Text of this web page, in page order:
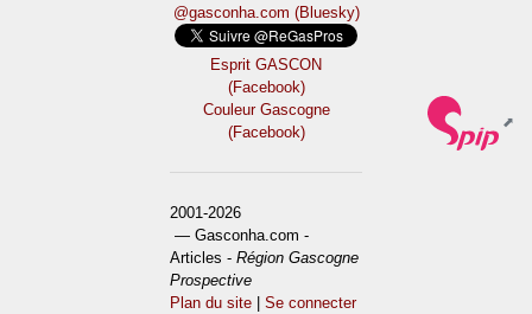
@gasconha.com (Bluesky)
Esprit GASCON
(Facebook)
Couleur Gascogne
(Facebook)
2001-2026
— Gasconha.com -
Articles -Région Gascogne
Prospective
Plan du site |Se connecter